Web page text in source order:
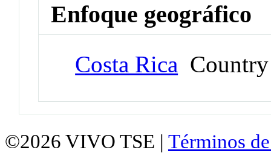
Enfoque geográfico
Costa Rica Country
©2026 VIVO TSE | Términos